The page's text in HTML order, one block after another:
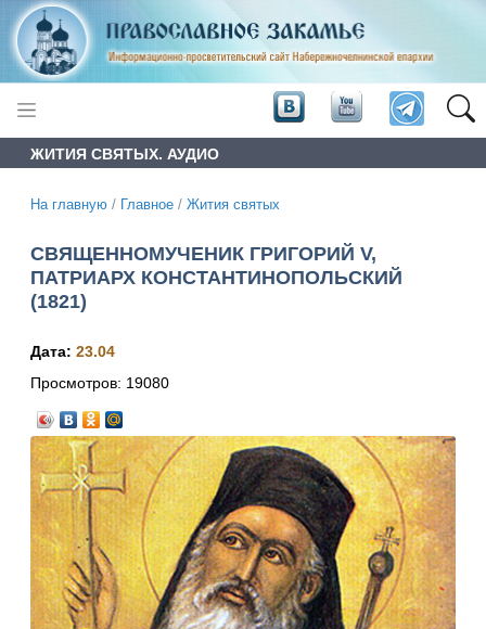
ЖИТИЯ СВЯТЫХ. АУДИО
На главную / Главное / Жития святых
СВЯЩЕННОМУЧЕНИК ГРИГОРИЙ V,
ПАТРИАРХ КОНСТАНТИНОПОЛЬСКИЙ
(1821)
Дата: 23.04
Просмотров: 19080